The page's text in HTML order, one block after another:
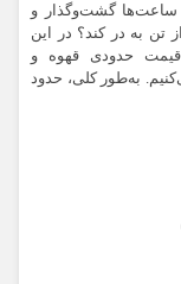
ساعت‌ها گشت‌وگذار و
به در کند؟ در این
از لیست قیمت غذا در کیش 1405 قیمت حدودی قهوه و
به‌طور کلی، حدود